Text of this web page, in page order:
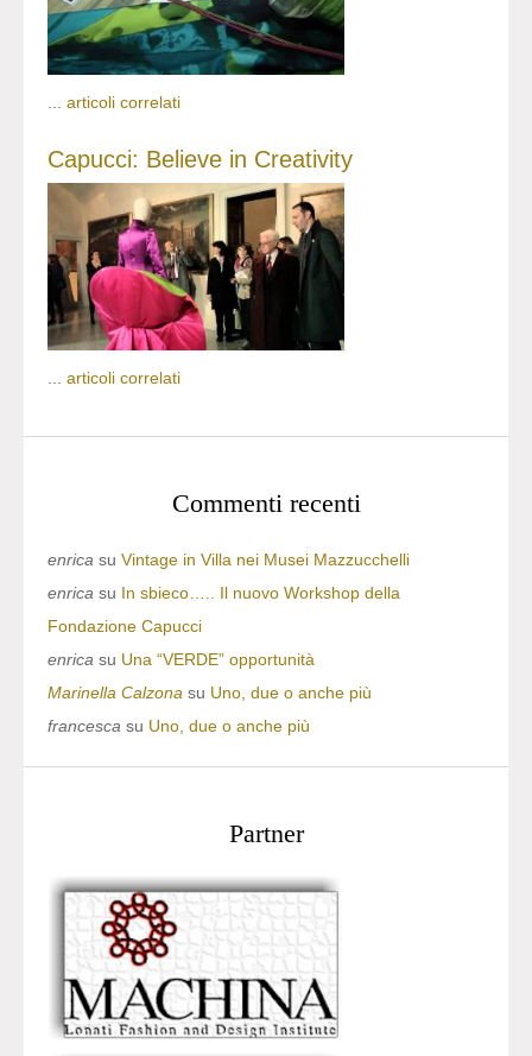
... articoli correlati
Capucci: Believe in Creativity
articoli correlati
Commenti recenti
enrica su Vintage in Villa nei Musei Mazzucchelli
enrica su In sbieco….. Il nuovo Workshop della
Fondazione Capucci
enrica su Una “VERDE” opportunità
Marinella Calzona su Uno, due o anche più
francesca su Uno, due o anche più
Partner